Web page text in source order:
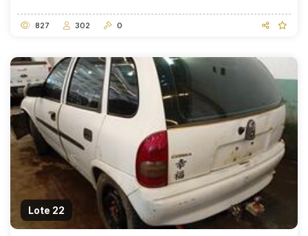
827 302 0
Lote 22